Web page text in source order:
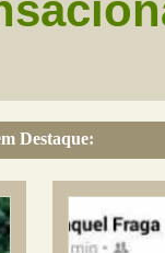
Destaque: